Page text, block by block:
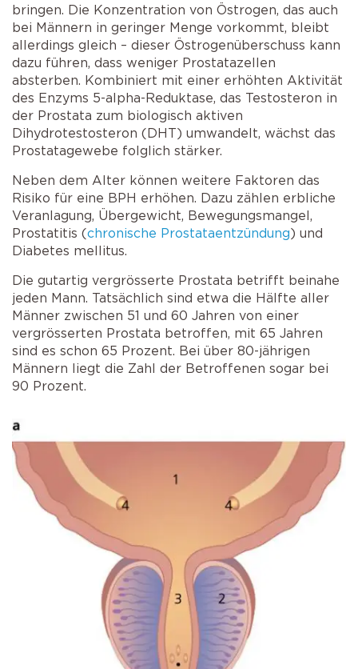
bringen. Die Konzentration von Östrogen, das auch
bei Männern in geringer Menge vorkommt, bleibt
allerdings gleich – dieser Östrogenüberschuss kann
dazu führen, dass weniger Prostatazellen
absterben. Kombiniert mit einer erhöhten Aktivität
des Enzyms 5-alpha-Reduktase, das Testosteron in
der Prostata zum biologisch aktiven
Dihydrotestosteron (DHT) umwandelt, wächst das
Prostatagewebe folglich stärker.
Neben dem Alter können weitere Faktoren das
Risiko für eine BPH erhöhen. Dazu zählen erbliche
Veranlagung, Übergewicht, Bewegungsmangel,
Prostatitis (chronische Prostataentzündung) und
Diabetes mellitus.
Die gutartig vergrösserte Prostata betrifft beinahe
jeden Mann. Tatsächlich sind etwa die Hälfte aller
Männer zwischen 51 und 60 Jahren von einer
vergrösserten Prostata betroffen, mit 65 Jahren
sind es schon 65 Prozent. Bei über 80-jährigen
Männern liegt die Zahl der Betroffenen sogar bei
90 Prozent.